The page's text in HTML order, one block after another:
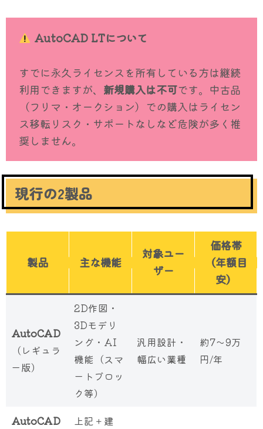
AutoCAD LTについて
すでに永久ライセンスを所有している方は継続
利用できますが、 新規購入は不可です。中古品
（フリマ・オークション）での購入はライセン
ス移転リスク・サポートなしなど危険が多く推
奨しません。
現行の2製品
製品 主な機能
対象ユー
ザー
価格帯
（年額目
安）
AutoCAD
（レギュラ
ー版）
2D作図・
3Dモデリ
ング・AI
機能（スマ
ートブロッ
ク等）
汎用設計・
幅広い業種
約7〜9万
円/年
AutoCAD
上記＋建